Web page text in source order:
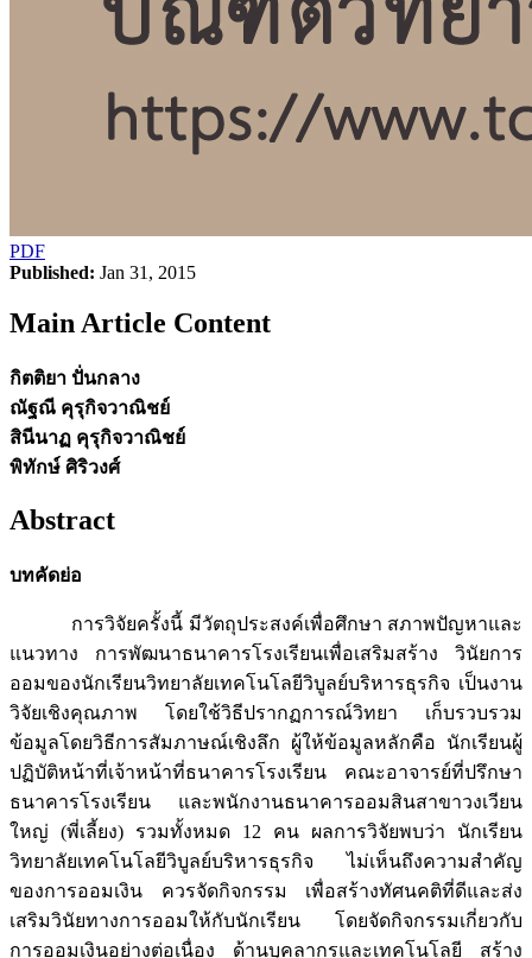
PDF
Published: Jan 31, 2015
Main Article Content
กิตติยา ปั่นกลาง
ณัฐณี คุรุกิจวาณิชย์
สินีนาฏ คุรุกิจวาณิชย์
พิทักษ์ ศิริวงศ์
Abstract
บทคัดย่อ
การวิจัยครั้งนี้ มีวัตถุประสงค์เพื่อศึกษา สภาพปัญหาและ
แนวทาง การพัฒนาธนาคารโรงเรียนเพื่อเสริมสร้าง วินัยการ
ออมของนักเรียนวิทยาลัยเทคโนโลยีวิบูลย์บริหารธุรกิจ เป็นงาน
วิจัยเชิงคุณภาพ โดยใช้วิธีปรากฏการณ์วิทยา เก็บรวบรวม
ข้อมูลโดยวิธีการสัมภาษณ์เชิงลึก ผู้ให้ข้อมูลหลักคือ นักเรียนผู้
ปฏิบัติหน้าที่เจ้าหน้าที่ธนาคารโรงเรียน คณะอาจารย์ที่ปรึกษา
ธนาคารโรงเรียน และพนักงานธนาคารออมสินสาขาวงเวียน
ใหญ่ (พี่เลี้ยง) รวมทั้งหมด 12 คน ผลการวิจัยพบว่า นักเรียน
วิทยาลัยเทคโนโลยีวิบูลย์บริหารธุรกิจ ไม่เห็นถึงความสำคัญ
ของการออมเงิน ควรจัดกิจกรรม เพื่อสร้างทัศนคติที่ดีและส่ง
เสริมวินัยทางการออมให้กับนักเรียน โดยจัดกิจกรรมเกี่ยวกับ
การออมเงินอย่างต่อเนื่อง ด้านบุคลากรและเทคโนโลยี สร้าง